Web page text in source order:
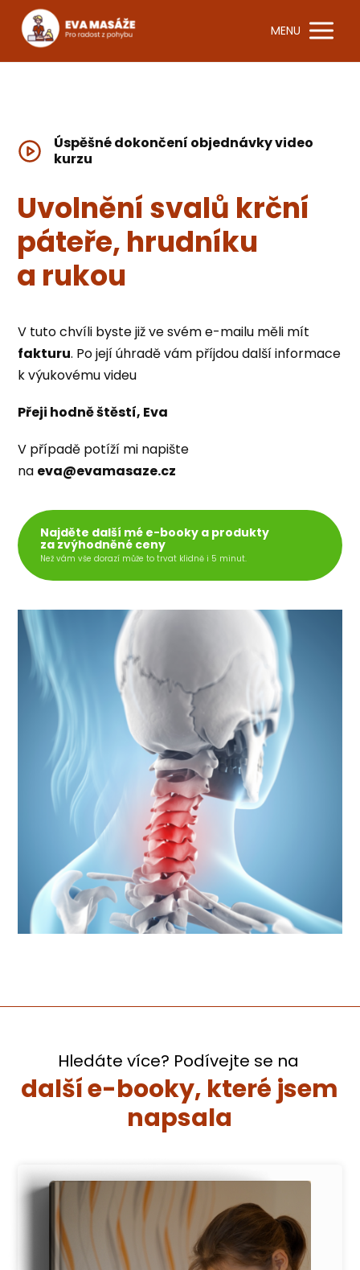
MENU
Úspěšné dokončení objednávky video
kurzu
Uvolnění svalů krční
páteře, hrudníku
a rukou
V tuto chvíli byste již ve svém e-mailu měli mít
fakturu. Po její úhradě vám příjdou další informace
k výukovému videu
Přeji hodně štěstí, Eva
V případě potíží mi napište
na eva@evamasaze.cz
Najděte další mé e-booky a produkty
za zvýhodněné ceny
Než vám vše dorazí může to trvat klidně i 5 minut.
Hledáte více? Podívejte se na
další e-booky, které jsem
napsala